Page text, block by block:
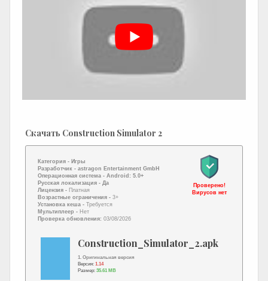
Скачать Construction Simulator 2
Категория - Игры
Разработчик - astragon Entertainment GmbH
Операционная система - Android: 5.0+
Русская локализация - Да
Лицензия - Платная
Возрастные ограничения - 3+
Установка кеша - Требуется
Мультиплеер - Нет
Проверка обновления: 03/08/2026
Проверено!
Вирусов нет
Construction_Simulator_2.apk
1. Оригинальная версия
Версия: 1.14
Размер: 35.61 MB